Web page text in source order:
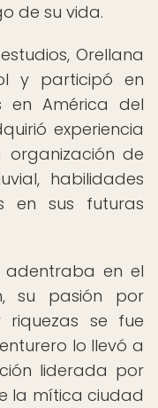
de su vida.
Orellana
y participó en
en América del
experiencia
de
habilidades
en sus futuras
adentraba en el
su pasión por
riquezas se fue
lo llevó a
liderada por
la mítica ciudad